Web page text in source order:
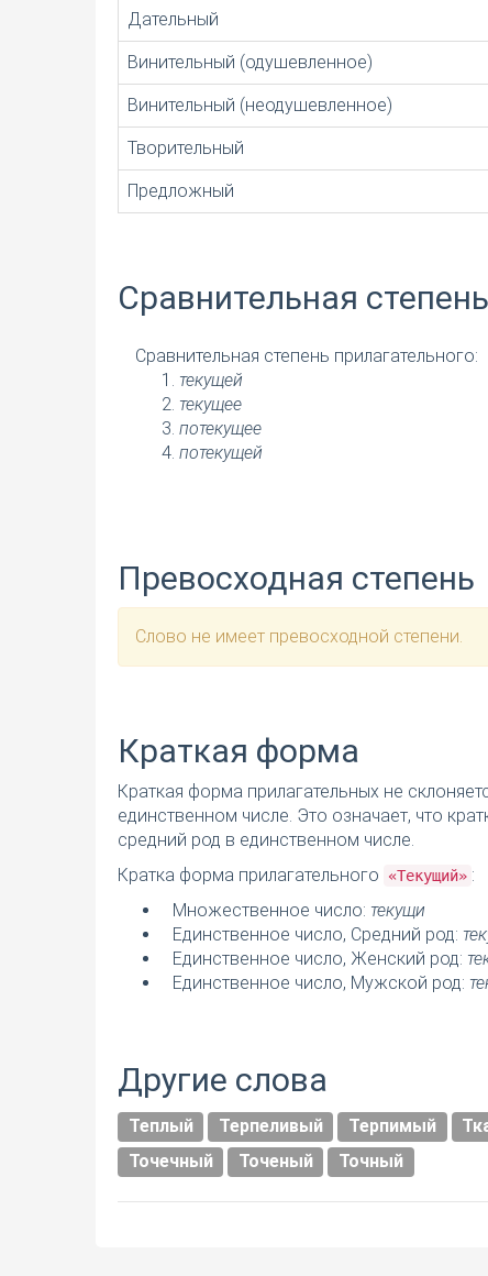
Дательный
Винительный (одушевленное)
Винительный (неодушевленное)
Творительный
Предложный
Сравнительная степень
Сравнительная степень прилагательного:
текущей
текущее
потекущее
потекущей
Превосходная степень
Слово не имеет превосходной степени.
Краткая форма
Краткая форма прилагательных не
единственном числе. Это означает, что
средний род в единственном числе.
Кратка форма прилагательного
«Текущий» :
Множественное число: текущи
Единственное число, Средний род:
Единственное число, Женский род:
Единственное число, Мужской род:
Другие слова
Теплый Терпеливый Терпимый
Точечный
Точеный Точный